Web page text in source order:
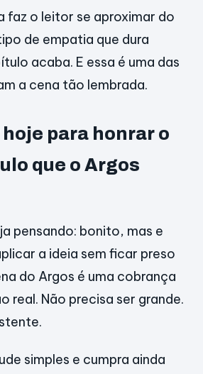
faz o leitor se aproximar do
de empatia que dura
acaba. E essa é uma das
a cena tão lembrada.
hoje para honrar o
que o Argos
pensando: bonito, mas e
a ideia sem ficar preso
do Argos é uma cobrança
real. Não precisa ser grande.
simples e cumpra ainda